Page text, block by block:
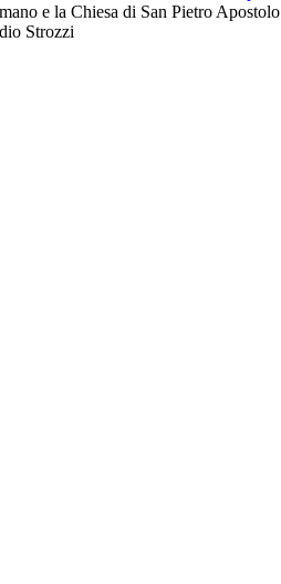
e la Chiesa di San Pietro Apostolo
Strozzi